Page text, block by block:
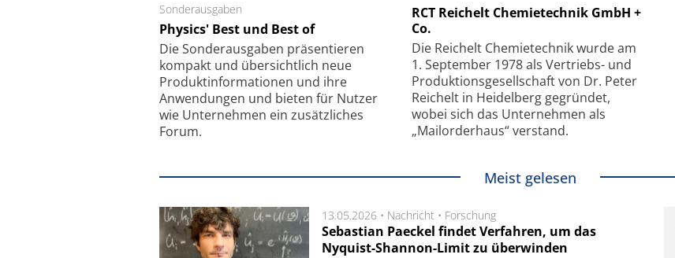
Sonderausgaben
Physics' Best und Best of
Die Sonder­ausgaben präsentieren
kompakt und übersichtlich neue
Produkt­informationen und ihre
Anwendungen und bieten für Nutzer
wie Unternehmen ein zusätzliches
Forum.
RCT Reichelt Chemietechnik GmbH +
Co.
Die Reichelt Chemietechnik wurde am
1. September 1978 als Vertriebs- und
Produktionsgesellschaft von Dr. Peter
Reichelt in Heidelberg gegründet,
wobei sich das Unternehmen als
„Mailorderhaus“ verstand.
Faserkoppler mit Super-
Feinfokussierungsmechanismus
SmarAct GmbH
kleinstem Raum
Meist gelesen
13.05.2026 • Nachricht • Forschung
Sebastian Paeckel findet Verfahren, um das
Nyquist-Shannon-Limit zu überwinden